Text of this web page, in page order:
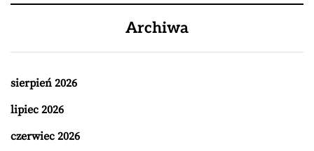
Archiwa
sierpień 2026
lipiec 2026
czerwiec 2026